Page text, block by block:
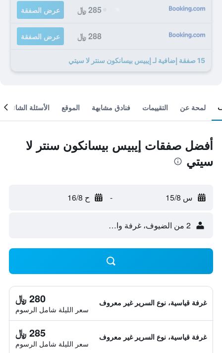
285 ﷼ عرض الصفقة
288 ﷼ عرض الصفقة
15 صفقة إضافية لـ إيبيس بيسانكون سنتر لا سيتي
لمحة عن التقييمات فنادق مشابهة الموقع الأسئلة الشائعة
أفضل صفقات إيبيس بيسانكون سنتر لا
سيتي
س 15/8 - ح 16/8
2 من الضيوف، غرفة واحدة
غرفة قياسية، نوع السرير غير معروف 280 ﷼
سعر الليلة شامل الرسوم
غرفة قياسية، نوع السرير غير معروف 285 ﷼
سعر الليلة شامل الرسوم